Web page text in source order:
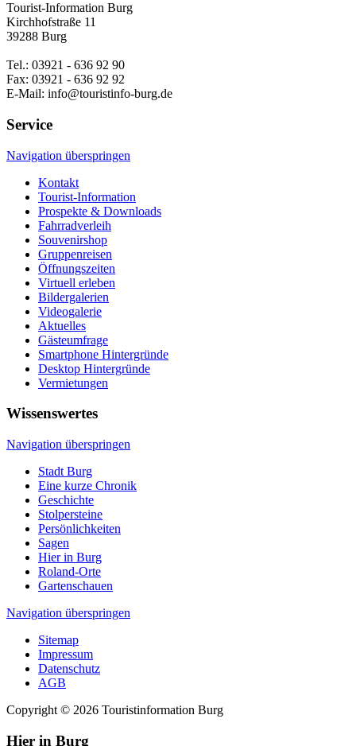
Tourist-Information Burg
Kirchhofstraße 11
39288 Burg
Tel.: 03921 - 636 92 90
Fax: 03921 - 636 92 92
E-Mail: info@touristinfo-burg.de
Service
Navigation überspringen
Kontakt
Tourist-Information
Prospekte & Downloads
Fahrradverleih
Souvenirshop
Gruppenreisen
Öffnungszeiten
Virtuell erleben
Bildergalerien
Videogalerie
Aktuelles
Gästeumfrage
Smartphone Hintergründe
Desktop Hintergründe
Vermietungen
Wissenswertes
Navigation überspringen
Stadt Burg
Eine kurze Chronik
Geschichte
Stolpersteine
Persönlichkeiten
Sagen
Hier in Burg
Roland-Orte
Gartenschauen
Navigation überspringen
Sitemap
Impressum
Datenschutz
AGB
Copyright © 2026 Touristinformation Burg
Hier in Burg